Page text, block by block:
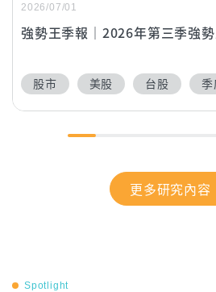
2026/07/01
強勢王季報｜2026年第三季強
股市 美股 台股
更多研究內容
Spotlight